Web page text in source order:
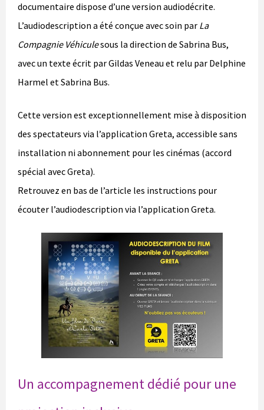
documentaire dispose d’une version audiodécrite.
L’audiodescription a été conçue avec soin par La
Compagnie Véhiculesous la direction de Sabrina Bus,
avec un texte écrit par Gildas Veneau et relu par Delphine
Harmel et Sabrina Bus.
Cette version est exceptionnellement mise à disposition
des spectateurs via l’application Greta, accessible sans
installation ni abonnement pour les cinémas (accord
spécial avec Greta).
Retrouvez en bas de l’article les instructions pour
écouter l’audiodescription via l’application Greta.
Un accompagnement dédié pour une